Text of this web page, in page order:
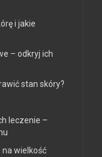
i jakie
– odkryj ich
stan skóry?
leczenie –
na wielkość